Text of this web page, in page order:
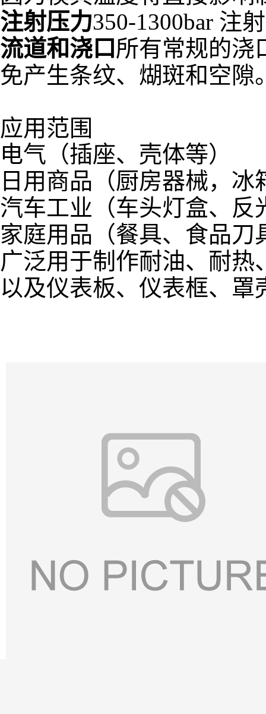
注射压力350-1300bar 注
流道和浇口 所有常规的浇
免产生条纹、煳斑和空隙
应用范围
电气（插座、壳体等）
日用商品（厨房器械，
汽车工业（车头灯盒、反
家庭用品（餐具、食品
广泛用于制作耐油、耐
以及仪表板、仪表框、